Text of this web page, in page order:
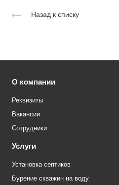
Назад к списку
О компании
Реквизиты
Вакансии
Сотрудники
Услуги
Установка септиков
Бурение скважин на воду